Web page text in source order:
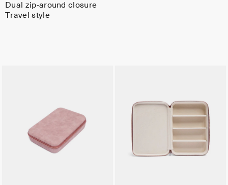
Dual zip-around closure
Travel style